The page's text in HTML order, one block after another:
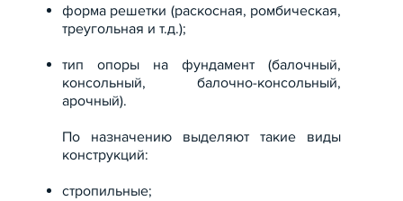
форма решетки (раскосная, ромбическая,
треугольная и т.д.);
тип опоры на фундамент (балочный,
консольный, балочно-консольный,
арочный).
По назначению выделяют такие виды
конструкций:
стропильные;